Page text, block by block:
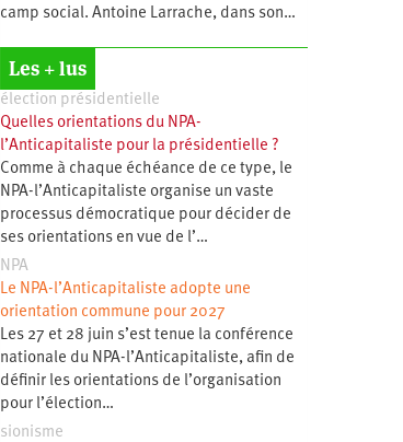
camp social. Antoine Larrache, dans son…
Les + lus
élection présidentielle
Quelles orientations du NPA-
l’Anticapitaliste pour la présidentielle ?
Comme à chaque échéance de ce type, le
NPA-l’Anticapitaliste organise un vaste
processus démocratique pour décider de
ses orientations en vue de l’…
NPA
Le NPA-l’Anticapitaliste adopte une
orientation commune pour 2027
Les 27 et 28 juin s’est tenue la conférence
nationale du NPA-l’Anticapitaliste, afin de
définir les orientations de l’organisation
pour l’élection…
sionisme